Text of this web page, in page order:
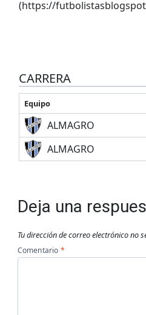
(https://
CARRERA
Equipo
ALMAGRO
ALMAGRO
Deja una
Tu dirección de correo electrónico no
Comentario *